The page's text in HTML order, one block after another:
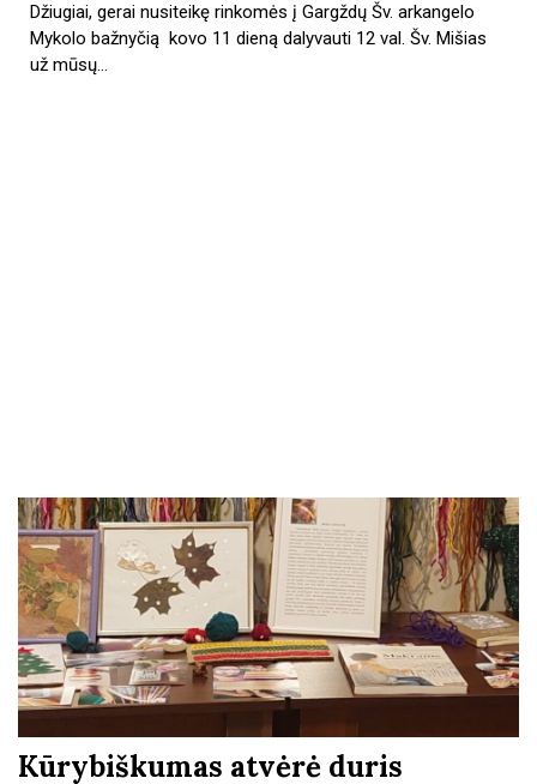
Džiugiai, gerai nusiteikę rinkomės į Gargždų Šv. arkangelo
Mykolo bažnyčią kovo 11 dieną dalyvauti 12 val. Šv. Mišias
už mūsų…
Kūrybiškumas atvėrė duris